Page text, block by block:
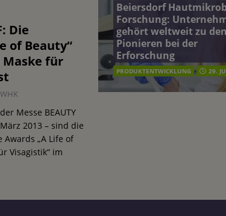
Die
of Beauty“
Maske für
Messe BEAUTY
März 2013 – sind die
„A Life of
Visagistik“ im
Beiersdorf
Forschung:
gehört weltweit zu
Pionieren bei der
Erforschung
PRODUKTENTWICKLUNG 29.